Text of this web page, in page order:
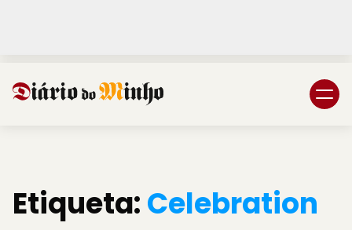
Etiqueta:Celebration